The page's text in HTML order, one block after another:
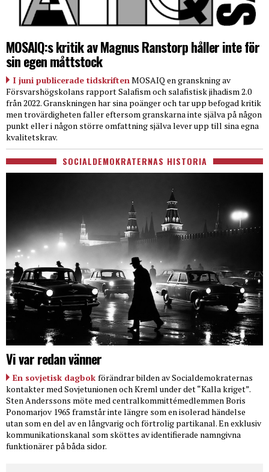
MOSAIQ:s kritik av Magnus Ranstorp håller inte för
sin egen måttstock
I juni publicerade tidskriftenMOSAIQ en granskning av
Försvarshögskolans rapport Salafism och salafistisk jihadism 2.0
från 2022. Granskningen har sina poänger och tar upp befogad kritik
men trovärdigheten faller eftersom granskarna inte själva på någon
punkt eller i någon större omfattning själva lever upp till sina egna
kvalitetskrav.
SOCIALDEMOKRATERNAS HISTORIA
Vi var redan vänner
En sovjetisk dagbok förändrar bilden av Socialdemokraternas
kontakter med Sovjetunionen och Kreml under det “Kalla kriget”.
Sten Anderssons möte med centralkommittémedlemmen Boris
Ponomarjov 1965 framstår inte längre som en isolerad händelse
utan som en del av en långvarig och förtrolig partikanal. En exklusiv
kommunikationskanal som sköttes av identifierade namngivna
funktionärer på båda sidor.